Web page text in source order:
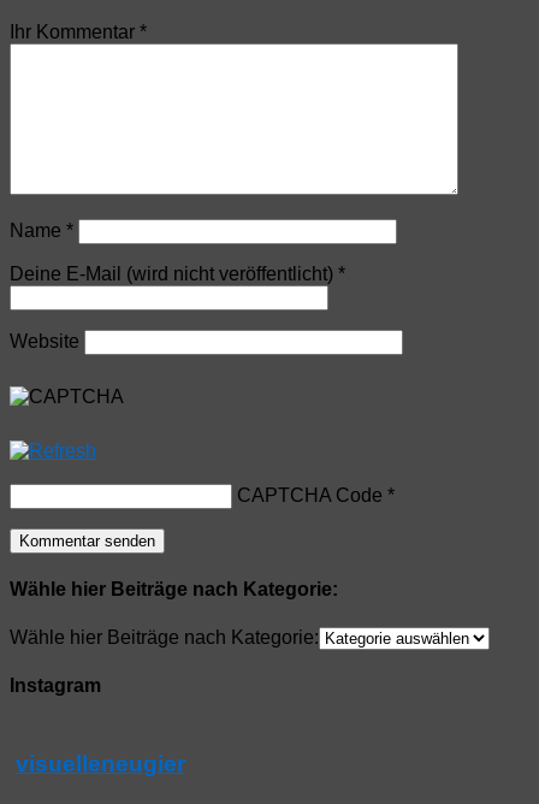
Ihr Kommentar *
Name *
Deine E-Mail (wird nicht veröffentlicht) *
Website
CAPTCHA Code *
Wähle hier Beiträge nach Kategorie:
Wähle hier Beiträge nach Kategorie:
Instagram
visuelleneugier